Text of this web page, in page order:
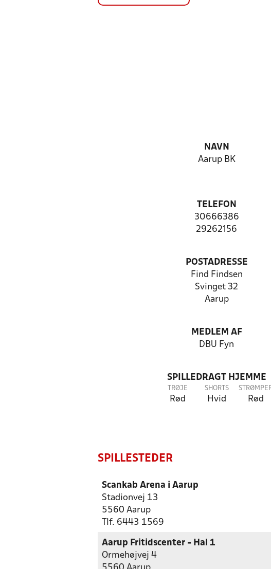
NAVN
Aarup BK
TELEFON
30666386
29262156
POSTADRESSE
Find Findsen
Svinget 32
Aarup
MEDLEM AF
DBU Fyn
SPILLEDRAGT HJEMME
TRØJE
Rød
SHORTS
Hvid Rød
SPILLESTEDER
Scankab Arena i Aarup
Stadionvej 13
5560 Aarup
Tlf. 6443 1569
Aarup Fritidscenter - Hal 1
Ormehøjvej 4